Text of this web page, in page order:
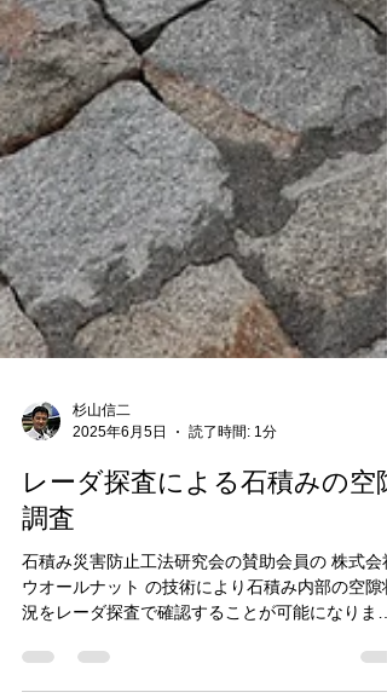
杉山信二
2025年6月5日
レーダ探査による石積みの空隙
調査
石積み災害防止工法研究会の賛助会員の 株式会